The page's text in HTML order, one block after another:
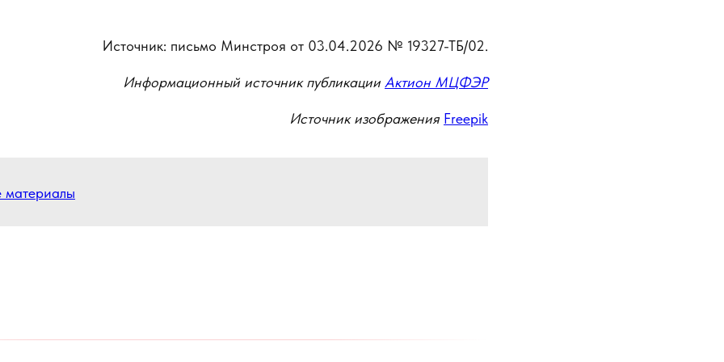
Источник: письмо Минстроя от 03.04.2026 № 19327-ТБ/02.
Информационный источник публикации Актион МЦФЭР
Источник изображения Freepik
материалы